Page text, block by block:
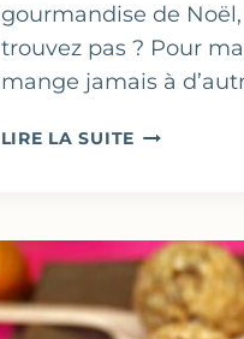
gourmandise de
trouvez pas ? Pour
mange jamais à
LIRE LA SUITE TRUFFES
BLANC
&
RICOTTA
–